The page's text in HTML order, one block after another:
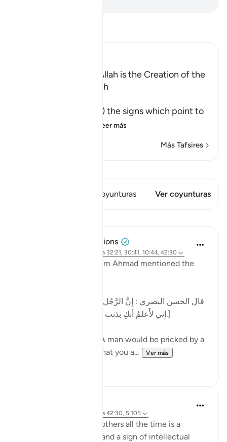
Among the Signs of Allah is the Creation of the
Heavens and the Earth
(And among His Ayat) the signs which point to
Leer más
Más Tafsires
Este versículo tiene 1 Coyunturas Ver coyunturas
Tulayhah Tafsir Translations
aleya 32:21, 30:41, 10:44, 42:30
In one of his works, Imam Ahmad mentioned the
إني لأَعلمُ أنكِ بذنب ، وما ظلمني ربي عز وجل.]
al-Hasan al-Basri said: A man would be pricked by a
thorn and say, 'I know that you a...
Ver más
aleya 42:30, 5:105
Projecting blame onto others all the time is a
psychological disorder and a sign of intellectual